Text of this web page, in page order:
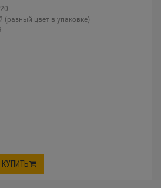
цвет в упаковке)
КУПИТЬ